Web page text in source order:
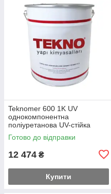
Teknomer 600 1K UV
однокомпонентна
поліуретанова UV-стійка
гідроізоляція для дахів, терас
і балконів 25 кг.
Готово до відправки
12 474 ₴
Купити